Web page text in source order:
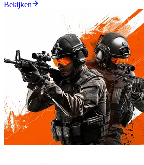
Bekijken